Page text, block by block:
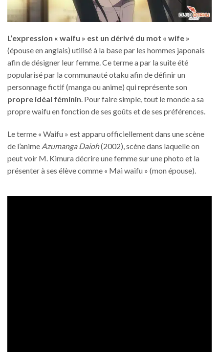
L’expression « waifu » est un dérivé du mot « wife »
(épouse en anglais) utilisé à la base par les hommes japonais
afin de désigner leur femme. Ce terme a par la suite été
popularisé par la communauté otaku afin de définir un
personnage fictif (manga ou anime) qui représente son
propre idéal féminin . Pour faire simple, tout le monde a sa
propre waifu en fonction de ses goûts et de ses préférences.
Le terme « Waifu » est apparu officiellement dans une scène
de l’anime Azumanga Daioh(2002), scène dans laquelle on
peut voir M. Kimura décrire une femme sur une photo et la
présenter à ses élève comme « Mai waifu » (mon épouse).